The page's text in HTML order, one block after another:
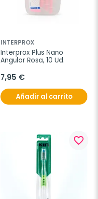
INTERPROX
Interprox Plus Nano
Angular Rosa, 10 Ud.
7,95 €
Añadir al carrito
favorite_border